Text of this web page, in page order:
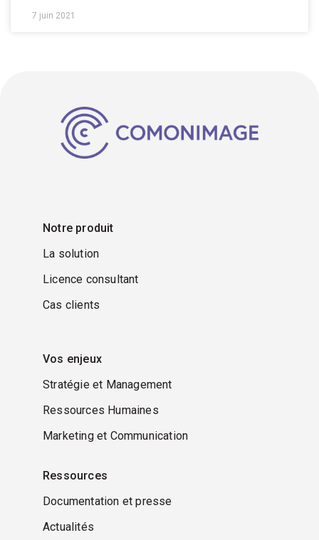
7 juin 2021
Notre produit
La solution
Licence consultant
Cas clients
Vos enjeux
Stratégie et Management
Ressources Humaines
Marketing et Communication
Ressources
Documentation et presse
Actualités